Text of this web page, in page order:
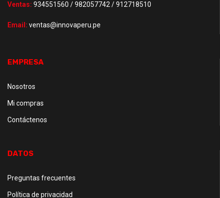
Ventas: 934551560 / 982057742 / 912718510
Email: ventas@innovaperu.pe
EMPRESA
Nosotros
Mi compras
Contáctenos
DATOS
Preguntas frecuentes
Política de privacidad